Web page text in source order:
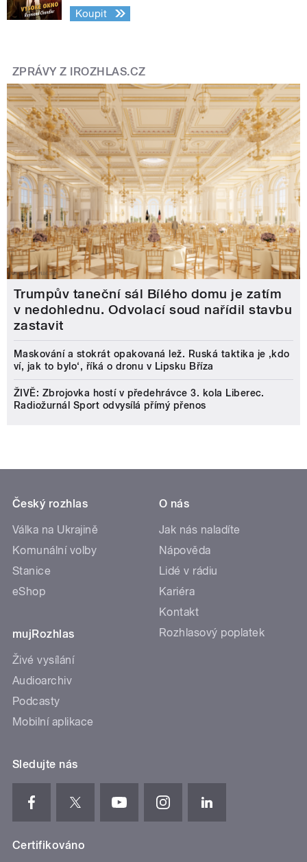
Koupit
ZPRÁVY Z IROZHLAS.CZ
Trumpův taneční sál Bílého domu je zatím
v nedohlednu. Odvolací soud nařídil stavbu
zastavit
Maskování a stokrát opakovaná lež. Ruská taktika je ‚kdo
ví, jak to bylo‘, říká o dronu v Lipsku Bříza
ŽIVĚ: Zbrojovka hostí v předehrávce 3. kola Liberec.
Radiožurnál Sport odvysílá přímý přenos
Český rozhlas
Válka na Ukrajině
Komunální volby
Stanice
eShop
mujRozhlas
Živé vysílání
Audioarchiv
Podcasty
Mobilní aplikace
O nás
Jak nás naladíte
Nápověda
Lidé v rádiu
Kariéra
Kontakt
Rozhlasový poplatek
Sledujte nás
Certifikováno